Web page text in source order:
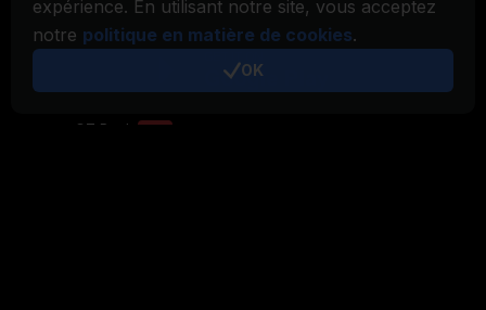
expérience. En utilisant notre site, vous acceptez
notre politique en matière de cookies.
OK